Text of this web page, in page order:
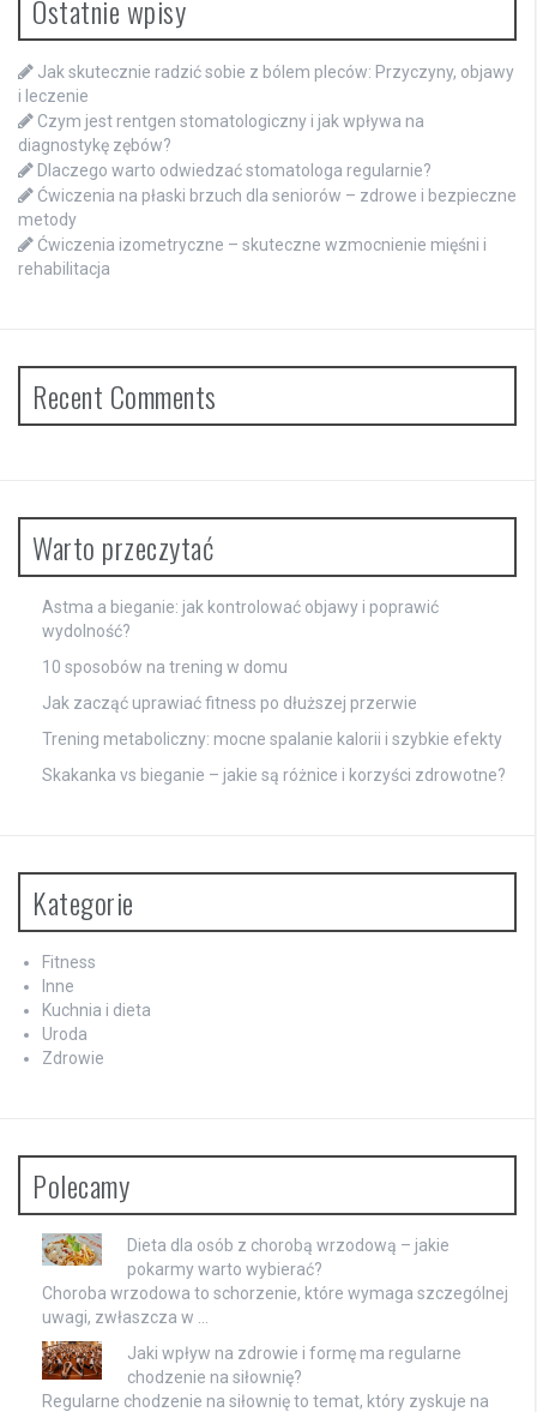
Ostatnie wpisy
Jak skutecznie radzić sobie z bólem pleców: Przyczyny, objawy
i leczenie
Czym jest rentgen stomatologiczny i jak wpływa na
diagnostykę zębów?
Dlaczego warto odwiedzać stomatologa regularnie?
Ćwiczenia na płaski brzuch dla seniorów – zdrowe i bezpieczne
metody
Ćwiczenia izometryczne – skuteczne wzmocnienie mięśni i
rehabilitacja
Recent Comments
Warto przeczytać
Astma a bieganie: jak kontrolować objawy i poprawić
wydolność?
10 sposobów na trening w domu
Jak zacząć uprawiać fitness po dłuższej przerwie
Trening metaboliczny: mocne spalanie kalorii i szybkie efekty
Skakanka vs bieganie – jakie są różnice i korzyści zdrowotne?
Kategorie
Fitness
Inne
Kuchnia i dieta
Uroda
Zdrowie
Polecamy
Dieta dla osób z chorobą wrzodową – jakie
pokarmy warto wybierać?
Choroba wrzodowa to schorzenie, które wymaga szczególnej
uwagi, zwłaszcza w …
Jaki wpływ na zdrowie i formę ma regularne
chodzenie na siłownię?
Regularne chodzenie na siłownię to temat, który zyskuje na